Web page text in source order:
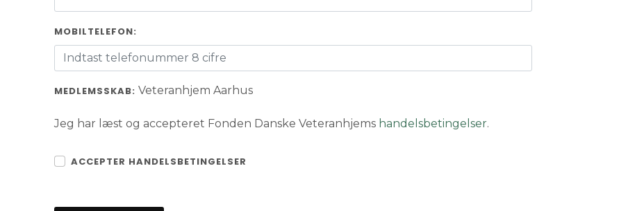
MOBILTELEFON:
MEDLEMSSKAB: Veteranhjem Aarhus
Jeg har læst og accepteret Fonden Danske Veteranhjems handelsbetingelser.
ACCEPTER HANDELSBETINGELSER